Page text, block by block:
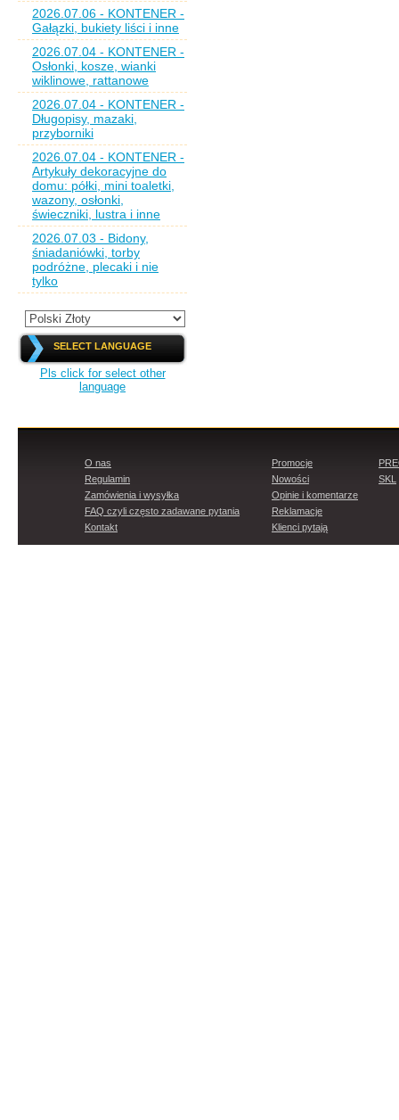
2026.07.06 - KONTENER -
Gałązki, bukiety liści i inne
2026.07.04 - KONTENER -
Osłonki, kosze, wianki
wiklinowe, rattanowe
2026.07.04 - KONTENER -
Długopisy, mazaki,
przyborniki
2026.07.04 - KONTENER -
Artykuły dekoracyjne do
domu: półki, mini toaletki,
wazony, osłonki,
świeczniki, lustra i inne
2026.07.03 - Bidony,
śniadaniówki, torby
podróżne, plecaki i nie
tylko
SELECT LANGUAGE
Pls click for select other
language
O nas
Regulamin
Zamówienia i wysyłka
FAQ czyli często zadawane pytania
Kontakt
Promocje
Nowości
Opinie i komentarze
Reklamacje
Klienci pytają
SKL